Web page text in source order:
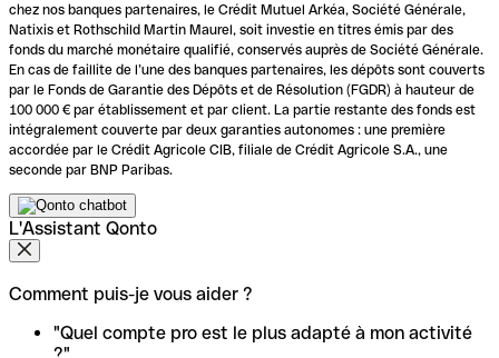
chez nos banques partenaires, le Crédit Mutuel Arkéa, Société Générale,
Natixis et Rothschild Martin Maurel, soit investie en titres émis par des
fonds du marché monétaire qualifié, conservés auprès de Société Générale.
En cas de faillite de l’une des banques partenaires, les dépôts sont couverts
par le Fonds de Garantie des Dépôts et de Résolution (FGDR) à hauteur de
100 000 € par établissement et par client. La partie restante des fonds est
intégralement couverte par deux garanties autonomes : une première
accordée par le Crédit Agricole CIB, filiale de Crédit Agricole S.A., une
seconde par BNP Paribas.
L'Assistant Qonto
Comment puis-je vous aider ?
"Quel compte pro est le plus adapté à mon activité